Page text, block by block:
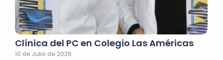
Clínica del PC en Colegio Las Américas
10 de Julio de 2026